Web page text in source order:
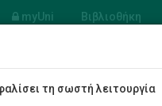
myUni Βιβλιοθήκη
Σπουδές Έρευνα
τη σωστή λειτουργία